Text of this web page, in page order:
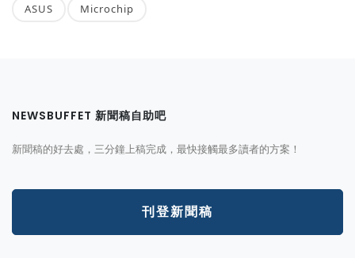
ASUS Microchip
NEWSBUFFET 新聞稿自助吧
新聞稿的好去處，三分鐘上稿完成，最快接觸最多讀者的方案！
刊登新聞稿